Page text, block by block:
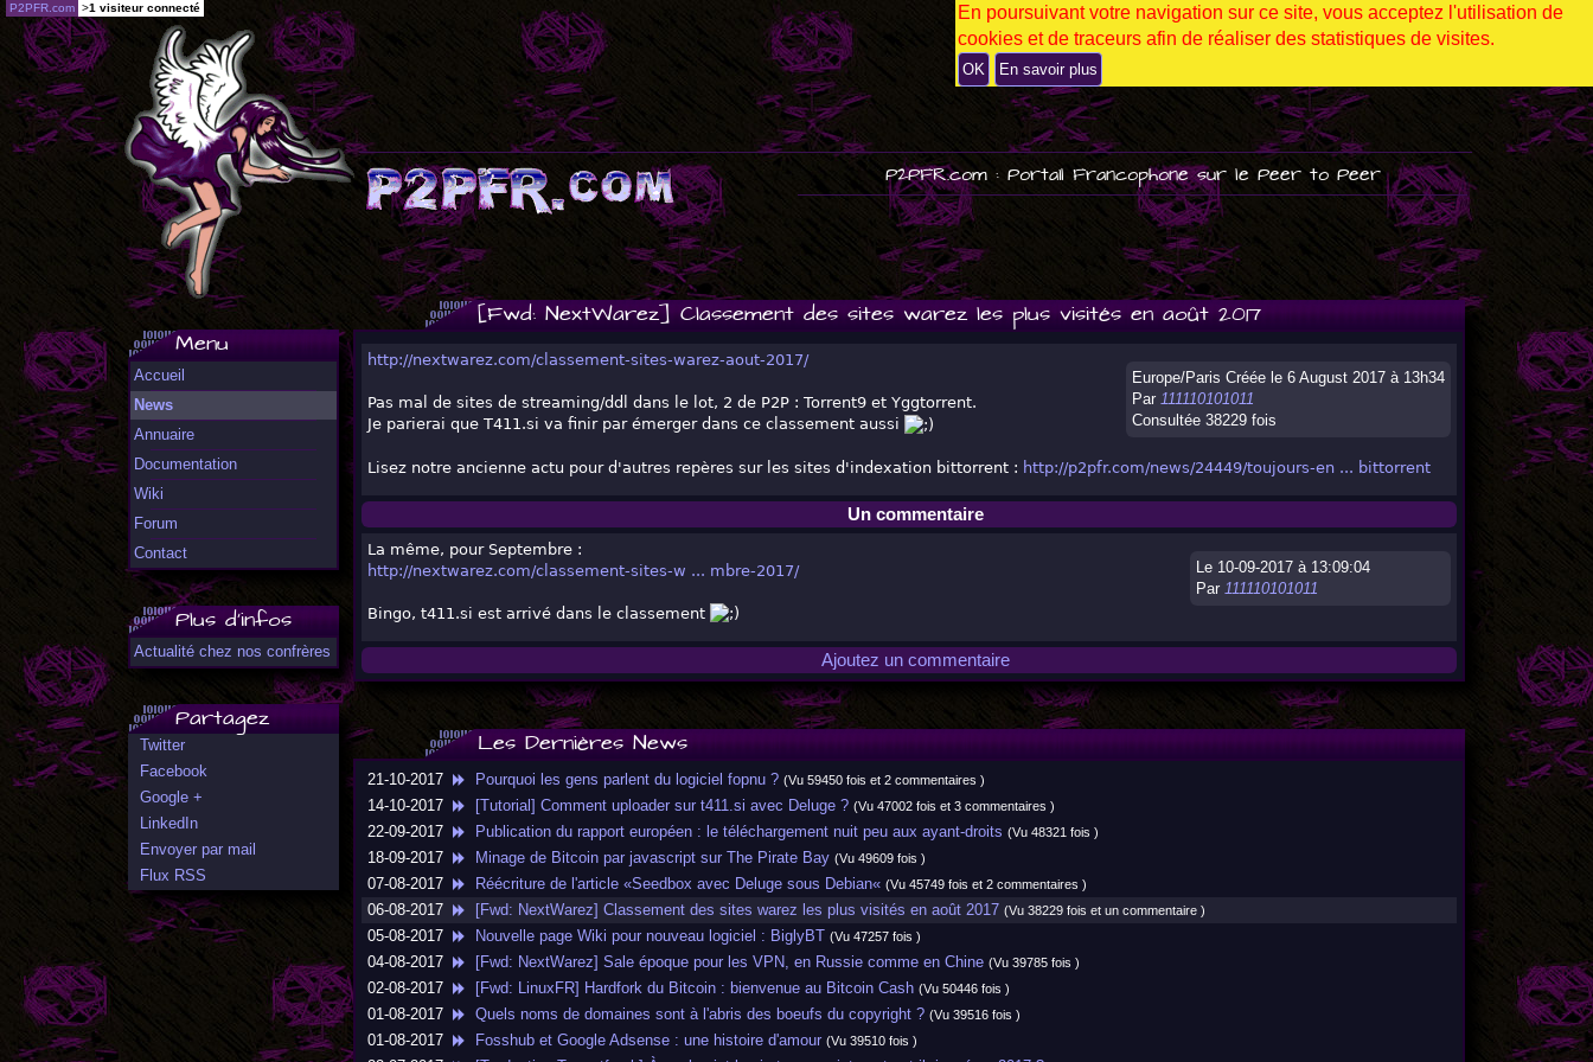
P
U
B
P2PFR.com : Portail Francophone sur le Peer to Peer
Menu
Accueil
News
Annuaire
Documentation
Wiki
Forum
Contact
Plus d'infos
Actualité chez nos confrères
Partagez
Twitter
Facebook
Google +
LinkedIn
Envoyer par mail
Flux RSS
[Fwd: NextWarez] Classement des sites warez les plus visités en août 2017
Europe/Paris Créée le 6 August 2017 à 13h34
Par 111110101011
Consultée 38229 fois
http://nextwarez.com/classement-sites-warez-aout-2017/
Pas mal de sites de streaming/ddl dans le lot, 2 de P2P : Torrent9 et Yggtorrent.
Je parierai que T411.si va finir par émerger dans ce classement aussi
Lisez notre ancienne actu pour d'autres repères sur les sites d'indexation bittorrent : http://p2pfr.com/news/24449/toujours-en ... bittorrent
Un commentaire
Le 10-09-2017 à 13:09:04
Par 111110101011
La même, pour Septembre :
http://nextwarez.com/classement-sites-w ... mbre-2017/
Bingo, t411.si est arrivé dans le classement
Ajoutez un commentaire
Les Dernières News
21-10-2017 Pourquoi les gens parlent du logiciel fopnu ? (Vu 59450 fois et 2 commentaires )
14-10-2017 [Tutorial] Comment uploader sur t411.si avec Deluge ? (Vu 47002 fois et 3 commentaires )
22-09-2017 Publication du rapport européen : le téléchargement nuit peu aux ayant-droits (Vu 48321 fois )
18-09-2017 Minage de Bitcoin par javascript sur The Pirate Bay (Vu 49609 fois )
07-08-2017 Réécriture de l'article «Seedbox avec Deluge sous Debian« (Vu 45749 fois et 2 commentaires )
06-08-2017 [Fwd: NextWarez] Classement des sites warez les plus visités en août 2017 (Vu 38229 fois et un commentaire )
05-08-2017 Nouvelle page Wiki pour nouveau logiciel : BiglyBT (Vu 47257 fois )
04-08-2017 [Fwd: NextWarez] Sale époque pour les VPN, en Russie comme en Chine (Vu 39785 fois )
02-08-2017 [Fwd: LinuxFR] Hardfork du Bitcoin : bienvenue au Bitcoin Cash (Vu 50446 fois )
01-08-2017 Quels noms de domaines sont à l'abris des boeufs du copyright ? (Vu 39516 fois )
01-08-2017 Fosshub et Google Adsense : une histoire d'amour (Vu 39510 fois )
P2PFR.com >1 visiteur connecté
En poursuivant votre navigation sur ce site, vous acceptez l'utilisation de
cookies et de traceurs afin de réaliser des statistiques de visites.
OK En savoir plus